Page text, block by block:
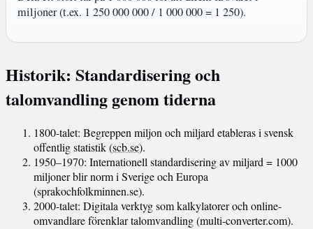
miljoner (t.ex. 1 250 000 000 / 1 000 000 = 1 250).
Historik: Standardisering och
talomvandling genom tiderna
1800-talet: Begreppen miljon och miljard etableras i svensk
offentlig statistik (scb.se).
1950–1970: Internationell standardisering av miljard = 1000
miljoner blir norm i Sverige och Europa
(sprakochfolkminnen.se).
2000-talet: Digitala verktyg som kalkylatorer och online-
omvandlare förenklar talomvandling (multi-converter.com).